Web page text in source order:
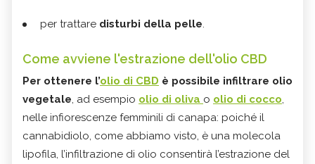
per trattare disturbi della pelle.
Come avviene l'estrazione dell'olio CBD
Per ottenere l’olio di CBD è possibile infiltrare olio
vegetale, ad esempio olio di oliva o olio di cocco,
nelle infiorescenze femminili di canapa: poiché il
cannabidiolo, come abbiamo visto, è una molecola
lipofila, l’infiltrazione di olio consentirà l’estrazione del